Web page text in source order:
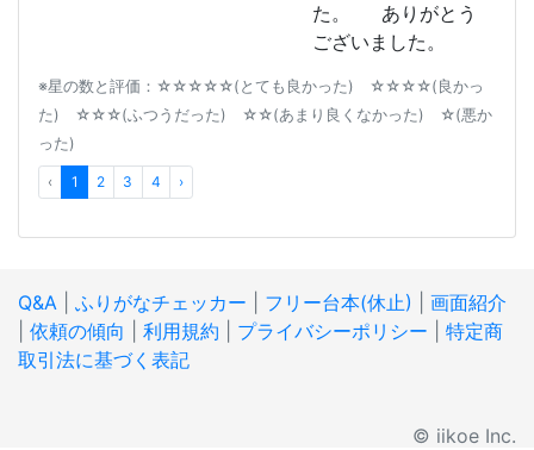
た。 ありがとう
ございました。
※星の数と評価：☆☆☆☆☆(とても良かった) ☆☆☆☆(良かっ
た) ☆☆☆(ふつうだった) ☆☆(あまり良くなかった) ☆(悪か
った)
‹ 1 2 3 4 ›
Q&A ふりがなチェッカー フリー台本(休止)
画面紹介
依頼の傾向 利用規約 プライバシーポリシー
特定商
取引法に基づく表記
© iikoe Inc.